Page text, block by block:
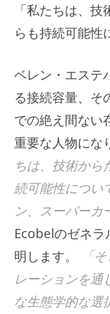
「私たちは、
らも持続可能性
ベレン・エステ
る接続容量、そ
での絶え間ない
重要な人物にな
ちは、技術から
続可能性につい
ン、スーパーカ
Ecobelのゼネラ
明します。
「
レーションを通
な生態学的な選